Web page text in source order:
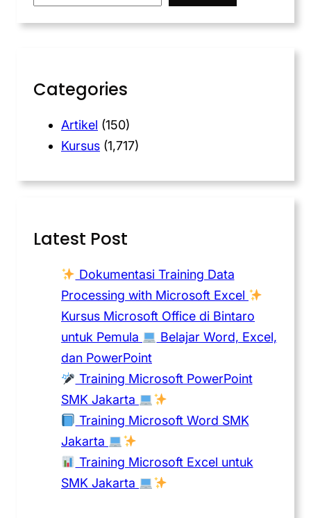
Categories
Artikel (150)
Kursus (1,717)
Latest Post
Dokumentasi Training Data
Processing with Microsoft Excel
Kursus Microsoft Office di Bintaro
untuk Pemula
Belajar Word, Excel,
dan PowerPoint
Training Microsoft PowerPoint
SMK Jakarta
Training Microsoft Word SMK
Jakarta
Training Microsoft Excel untuk
SMK Jakarta